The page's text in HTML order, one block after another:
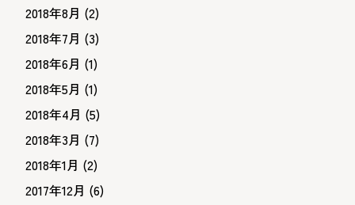
2018年8月 (2)
2018年7月 (3)
2018年6月 (1)
2018年5月 (1)
2018年4月 (5)
2018年3月 (7)
2018年1月 (2)
2017年12月 (6)